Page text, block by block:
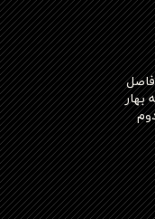
حد فاصل